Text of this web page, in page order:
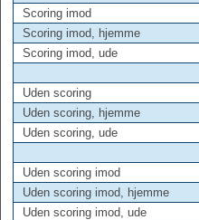
Scoring imod
Scoring imod, hjemme
Scoring imod, ude
Uden scoring
Uden scoring, hjemme
Uden scoring, ude
Uden scoring imod
Uden scoring imod, hjemme
Uden scoring imod, ude